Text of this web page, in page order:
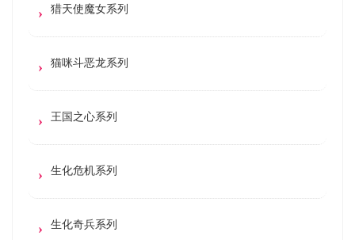
猎天使魔女系列
猫咪斗恶龙系列
王国之心系列
生化危机系列
生化奇兵系列